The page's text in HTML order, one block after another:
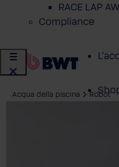
RACE LAP
Compliance
Acqua della piscina Robot